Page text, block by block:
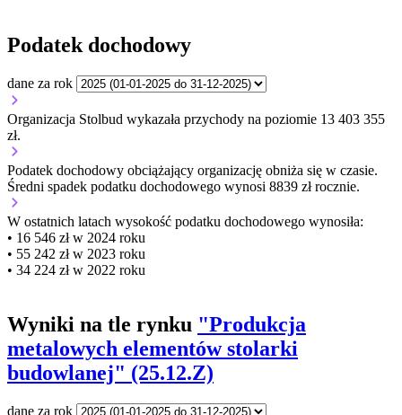
Podatek dochodowy
dane za rok
Organizacja Stolbud wykazała przychody na poziomie 13 403 355
zł.
Podatek dochodowy obciążający organizację obniża się w czasie.
Średni spadek podatku dochodowego wynosi 8839 zł rocznie.
W ostatnich latach wysokość podatku dochodowego wynosiła:
• 16 546 zł w 2024 roku
• 55 242 zł w 2023 roku
• 34 224 zł w 2022 roku
Wyniki na tle rynku "Produkcja
metalowych elementów stolarki
budowlanej" (25.12.Z)
dane za rok